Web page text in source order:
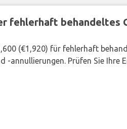
fehlerhaft behandeltes
(€1,920) für fehlerhaft
-annullierungen. Prüfen Sie Ihre